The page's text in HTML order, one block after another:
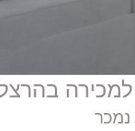
נמכר